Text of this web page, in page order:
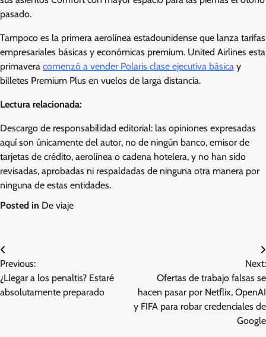
pasado.
Tampoco es la primera aerolínea estadounidense que lanza tarifas
empresariales básicas y económicas premium. United Airlines esta
primavera comenzó a vender Polaris clase ejecutiva básica y
billetes Premium Plus en vuelos de larga distancia.
Lectura relacionada:
Descargo de responsabilidad editorial: las opiniones expresadas
aquí son únicamente del autor, no de ningún banco, emisor de
tarjetas de crédito, aerolínea o cadena hotelera, y no han sido
revisadas, aprobadas ni respaldadas de ninguna otra manera por
ninguna de estas entidades.
Posted in De viaje
Post
navigation
Previous:
¿Llegar a los penaltis? Estaré
absolutamente preparado
Next:
Ofertas de trabajo falsas se
hacen pasar por Netflix, OpenAI
y FIFA para robar credenciales de
Google